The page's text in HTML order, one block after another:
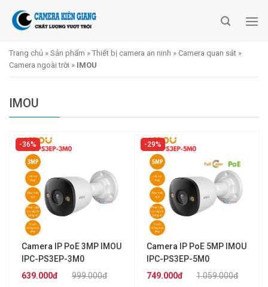
Trang chủ » Sản phẩm » Thiết bị camera an ninh » Camera quan sát »
Camera ngoài trời » IMOU
IMOU
36%
Camera IP PoE 3MP IMOU
IPC-PS3EP-3M0
999.000đ
639.000đ
29%
Camera IP PoE 5MP IMOU
IPC-PS3EP-5M0
1.059.000đ
749.000đ